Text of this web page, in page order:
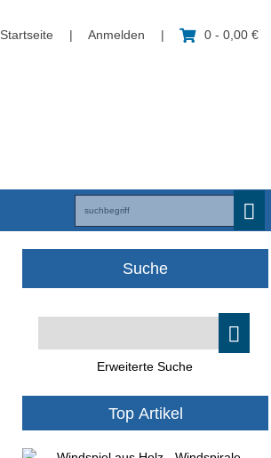
Startseite Anmelden 0 - 0,00 €
Suche
Erweiterte Suche
Top Artikel